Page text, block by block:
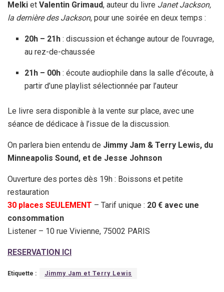
Melki et Valentin Grimaud, auteur du livre Janet Jackson,
la dernière des Jackson, pour une soirée en deux temps :
20h – 21h : discussion et échange autour de l’ouvrage,
au rez-de-chaussée
21h – 00h : écoute audiophile dans la salle d’écoute, à
partir d’une playlist sélectionnée par l’auteur
Le livre sera disponible à la vente sur place, avec une
séance de dédicace à l’issue de la discussion.
On parlera bien entendu de Jimmy Jam & Terry Lewis, du
Minneapolis Sound, et de Jesse Johnson
Ouverture des portes dès 19h : Boissons et petite
restauration
30 places SEULEMENT – Tarif unique : 20 € avec une
consommation
Listener – 10 rue Vivienne, 75002 PARIS
RESERVATION ICI
Etiquette : Jimmy Jam et Terry Lewis